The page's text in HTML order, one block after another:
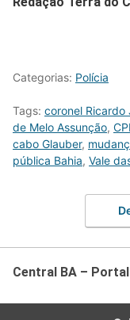
Categorias: Polícia
Tags: coronel Ricardo
de Melo Assunção,
cabo Glauber,
pública Bahia, Vale
Central BA –